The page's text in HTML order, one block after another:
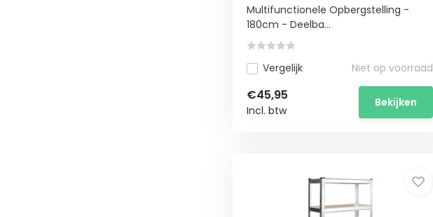
Kelder en Zolder
Multifunctionele Opbergstelling -
180cm - Deelba...
Vergelijk Niet op voorraad
€45,95
Incl. btw
Bekijken